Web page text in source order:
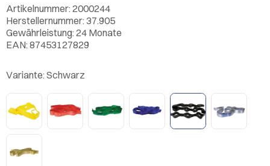
Artikelnummer: 2000244
Herstellernummer: 37.905
Gewährleistung: 24 Monate
EAN: 87453127829
Variante: Schwarz